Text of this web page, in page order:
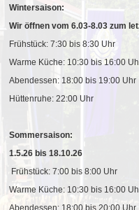
Wintersaison:
Wir öffnen vom 6.03-8.03 zum
Frühstück: 7:30 bis 8:30 Uhr
Warme Küche: 10:30 bis 16:00
Abendessen: 18:00 bis 19:00 Uhr
Hüttenruhe: 22:00 Uhr
Sommersaison:
1.5.26 bis 18.10.26
Frühstück: 7:00 bis 8:00 Uhr
Warme Küche: 10:30 bis 16:00
Abendessen: 18:00 bis 20:00 Uhr